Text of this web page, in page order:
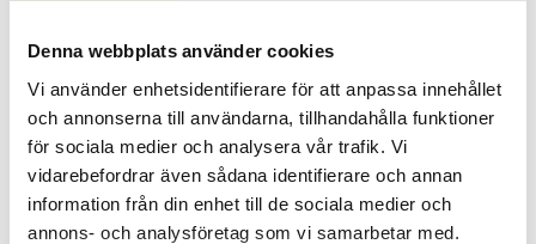
Denna webbplats använder cookies
Vi använder enhetsidentifierare för att anpassa innehållet
och annonserna till användarna, tillhandahålla funktioner
för sociala medier och analysera vår trafik. Vi
vidarebefordrar även sådana identifierare och annan
information från din enhet till de sociala medier och
annons- och analysföretag som vi samarbetar med.
dotterbolag för den nordiska marknaden. Våra varumärken är Chauvin-
Arnoux, Metrix, CA Energy, Pyro-Côntrole och Multimetrix. Naturligtvis är vi
världsomspännande nätverk av 10 dotterbolag med 1000 anställda. Se
mer på vår hemsida
www.chauvin-arnoux.se
Johan Bodin
Tel: 08-50526800
Mail:jb@camatsystem.com
www.chauvin-arnoux.se,